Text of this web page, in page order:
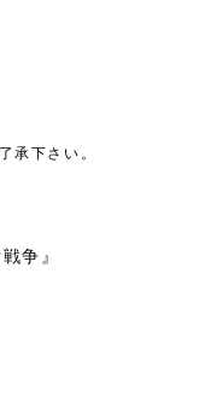
承下さい。
争』